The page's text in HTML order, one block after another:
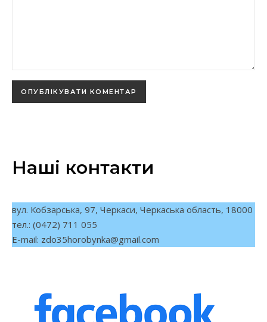
Наші контакти
вул. Кобзарська, 97, Черкаси, Черкаська область, 18000
тел.: (0472) 711 055
E-mail: zdo35horobynka@gmail.com